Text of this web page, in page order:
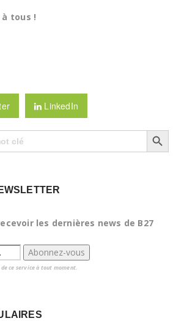
tous !
LinkedIn
Search Button
les dernières news de B27
ce service à tout moment.